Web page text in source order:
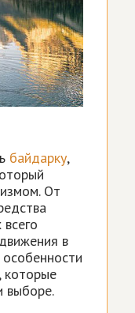
байдарку,
От
в
которые
выборе.